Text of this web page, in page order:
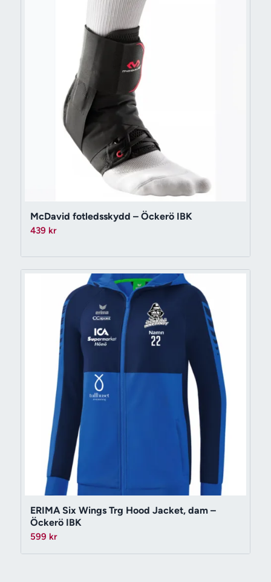
McDavid fotledsskydd – Öckerö IBK
439 kr
ERIMA Six Wings Trg Hood Jacket, dam –
Öckerö IBK
599 kr